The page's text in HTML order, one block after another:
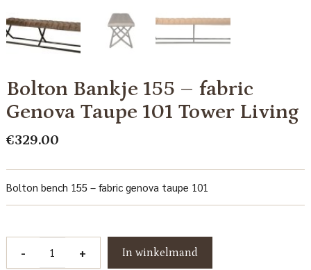
Bolton Bankje 155 – fabric
Genova Taupe 101 Tower Living
€329.00
Bolton bench 155 – fabric genova taupe 101
- + In winkelmand